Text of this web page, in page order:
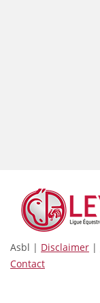
Asbl | Disclaimer |
Contact